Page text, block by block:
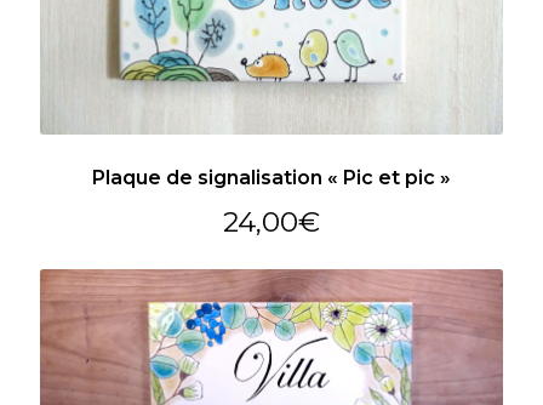
Plaque de signalisation « Pic et pic »
24,00€